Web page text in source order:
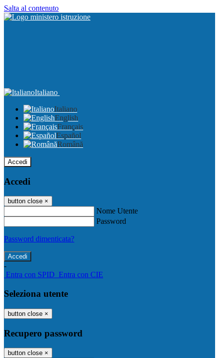
Salta al contenuto
Italiano
Italiano
English
Français
Español
Română
Accedi
Accedi
button close ×
Nome Utente
Password
Password dimenticata?
-
Entra con SPID Entra con CIE
Seleziona utente
button close ×
Recupero password
button close ×